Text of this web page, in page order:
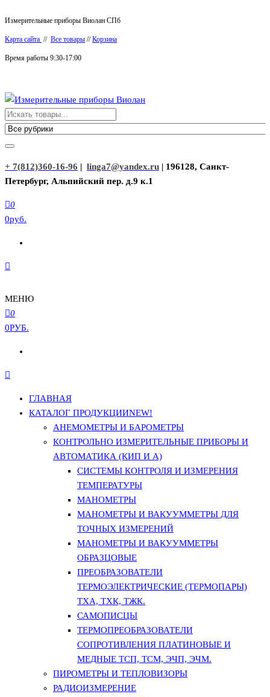
к
содержимому
Измерительные приборы Виолан СПб
Карта сайта // Все товары //Корзина
Время работы 9:30-17:00
Измерительные приборы Виолан
+ 7(812)360-16-96 | linga7@yandex.ru | 196128, Санкт-
Петербург, Альпийский пер. д.9 к.1
0
0руб.
МЕНЮ
0
0РУБ.
ГЛАВНАЯ
КАТАЛОГ ПРОДУКЦИИNEW!
АНЕМОМЕТРЫ И БАРОМЕТРЫ
КОНТРОЛЬНО ИЗМЕРИТЕЛЬНЫЕ ПРИБОРЫ И
АВТОМАТИКА (КИП И А)
СИСТЕМЫ КОНТРОЛЯ И ИЗМЕРЕНИЯ
ТЕМПЕРАТУРЫ
МАНОМЕТРЫ
МАНОМЕТРЫ И ВАКУУММЕТРЫ ДЛЯ
ТОЧНЫХ ИЗМЕРЕНИЙ
МАНОМЕТРЫ И ВАКУУММЕТРЫ
ОБРАЗЦОВЫЕ
ПРЕОБРАЗОВАТЕЛИ
ТЕРМОЭЛЕКТРИЧЕСКИЕ (ТЕРМОПАРЫ)
ТХА, ТХК, ТЖК.
САМОПИСЦЫ
ТЕРМОПРЕОБРАЗОВАТЕЛИ
СОПРОТИВЛЕНИЯ ПЛАТИНОВЫЕ И
МЕДНЫЕ ТСП, ТСМ, ЭЧП, ЭЧМ.
ПИРОМЕТРЫ И ТЕПЛОВИЗОРЫ
РАДИОИЗМЕРЕНИЕ